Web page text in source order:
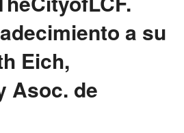
a su
Eich,
Asoc. de